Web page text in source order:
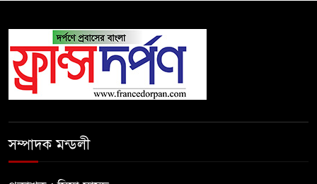
সম্পাদক মন্ডলী